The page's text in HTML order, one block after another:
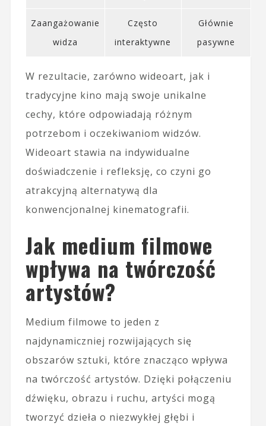
Zaangażowanie
widza
Często
interaktywne
Głównie
pasywne
W rezultacie, zarówno wideoart, jak i
tradycyjne kino mają swoje unikalne
cechy, które odpowiadają różnym
potrzebom i oczekiwaniom widzów.
Wideoart stawia na indywidualne
doświadczenie i refleksję, co czyni go
atrakcyjną alternatywą dla
konwencjonalnej kinematografii.
Jak medium filmowe
wpływa na twórczość
artystów?
Medium filmowe to jeden z
najdynamiczniej rozwijających się
obszarów sztuki, które znacząco wpływa
na twórczość artystów. Dzięki połączeniu
dźwięku, obrazu i ruchu, artyści mogą
tworzyć dzieła o niezwykłej głębi i